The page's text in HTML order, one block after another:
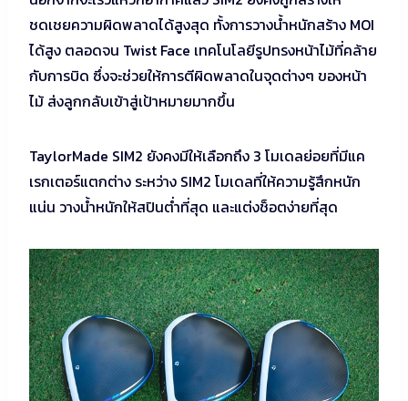
ชดเชยความผิดพลาดได้สูงสุด ทั้งการวางน้ำหนักสร้าง MOI
ได้สูง ตลอดจน Twist Face เทคโนโลยีรูปทรงหน้าไม้ที่คล้าย
กับการบิด ซึ่งจะช่วยให้การตีผิดพลาดในจุดต่างๆ ของหน้า
ไม้ ส่งลูกกลับเข้าสู่เป้าหมายมากขึ้น
TaylorMade SIM2 ยังคงมีให้เลือกถึง 3 โมเดลย่อยที่มีแค
เรกเตอร์แตกต่าง ระหว่าง SIM2 โมเดลที่ให้ความรู้สึกหนัก
แน่น วางน้ำหนักให้สปินต่ำที่สุด และแต่งช็อตง่ายที่สุด